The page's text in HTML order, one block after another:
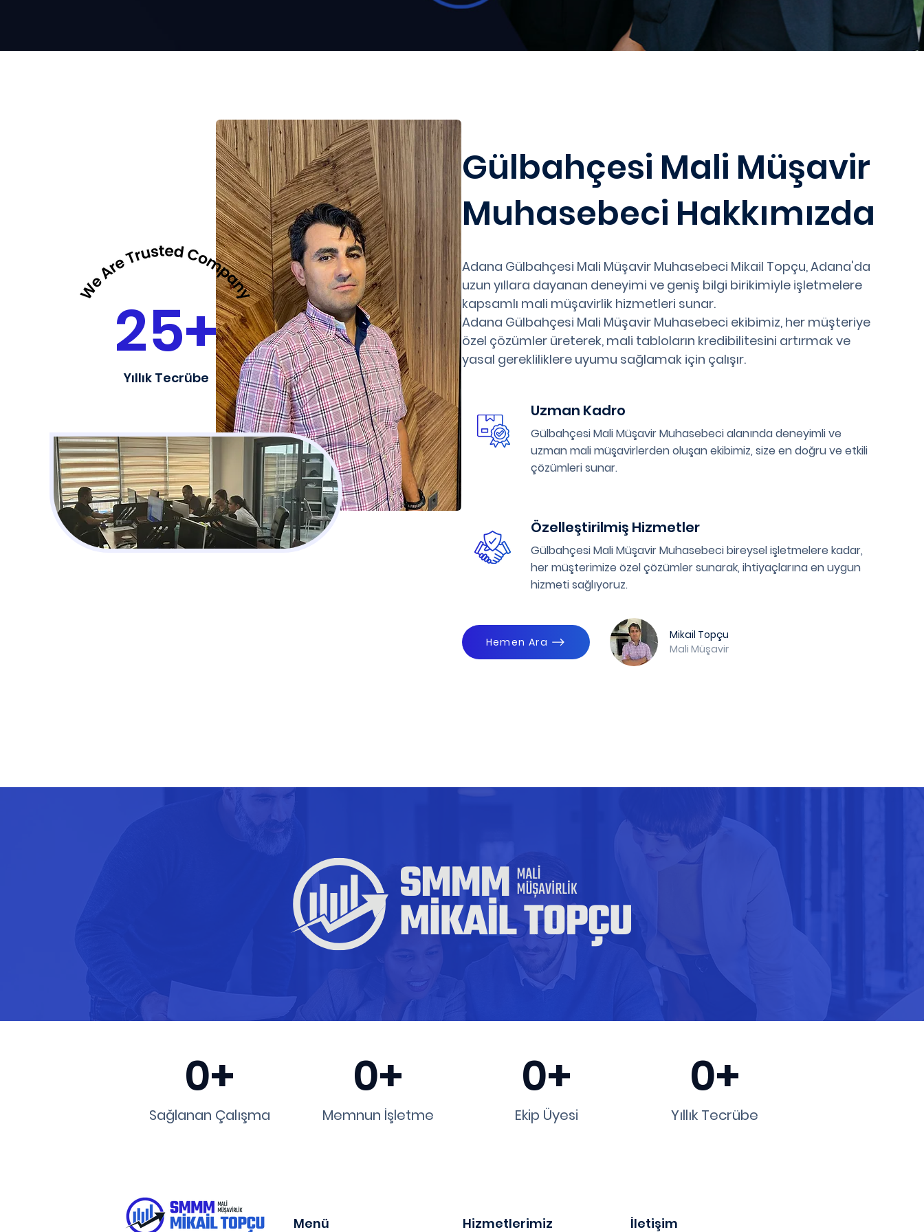
25+
Yıllık Tecrübe
Gülbahçesi Mali Müşavir
Muhasebeci Hakkımızda
Adana Gülbahçesi Mali Müşavir Muhasebeci Mikail Topçu, Adana'da
uzun yıllara dayanan deneyimi ve geniş bilgi birikimiyle işletmelere
kapsamlı mali müşavirlik hizmetleri sunar.
Adana Gülbahçesi Mali Müşavir Muhasebeci ekibimiz, her müşteriye
özel çözümler üreterek, mali tabloların kredibilitesini artırmak ve
yasal gerekliliklere uyumu sağlamak için çalışır.
Uzman Kadro
Gülbahçesi Mali Müşavir Muhasebeci alanında deneyimli ve
uzman mali müşavirlerden oluşan ekibimiz, size en doğru ve etkili
çözümleri sunar.
Özelleştirilmiş Hizmetler
Gülbahçesi Mali Müşavir Muhasebeci bireysel işletmelere kadar,
her müşterimize özel çözümler sunarak, ihtiyaçlarına en uygun
hizmeti sağlıyoruz.
Hemen Ara
Mikail Topçu
Mali Müşavir
0+
Sağlanan Çalışma
0+
Memnun İşletme
0+
Ekip Üyesi
0+
Yıllık Tecrübe
Menü Hizmetlerimiz İletişim